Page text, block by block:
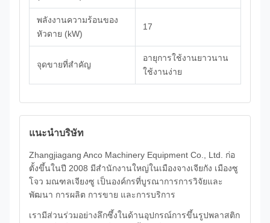
พลังงานความร้อนของ
หัวดาย (kW)
17
จุดขายที่สำคัญ
อายุการใช้งานยาวนาน
ใช้งานง่าย
แนะนำบริษัท
Zhangjiagang Anco Machinery Equipment Co., Ltd. ก่อ
ตั้งขึ้นในปี 2008 มีสำนักงานใหญ่ในเมืองจางเจียกัง เมืองซู
โจว มณฑลเจียงซู เป็นองค์กรที่บูรณาการการวิจัยและ
พัฒนา การผลิต การขาย และการบริการ
เรามีส่วนร่วมอย่างลึกซึ้งในด้านอุปกรณ์การขึ้นรูปพลาสติก